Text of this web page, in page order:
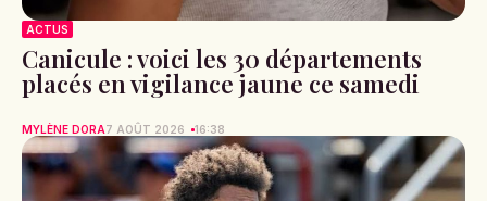
ACTUS
Canicule : voici les 30 départements
placés en vigilance jaune ce samedi
MYLÈNE DORA7 AOÛT 2026 16:38